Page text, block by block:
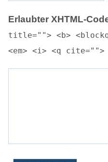
Erlaubter XHTML-
title=""> <b>
<em> <i> <q